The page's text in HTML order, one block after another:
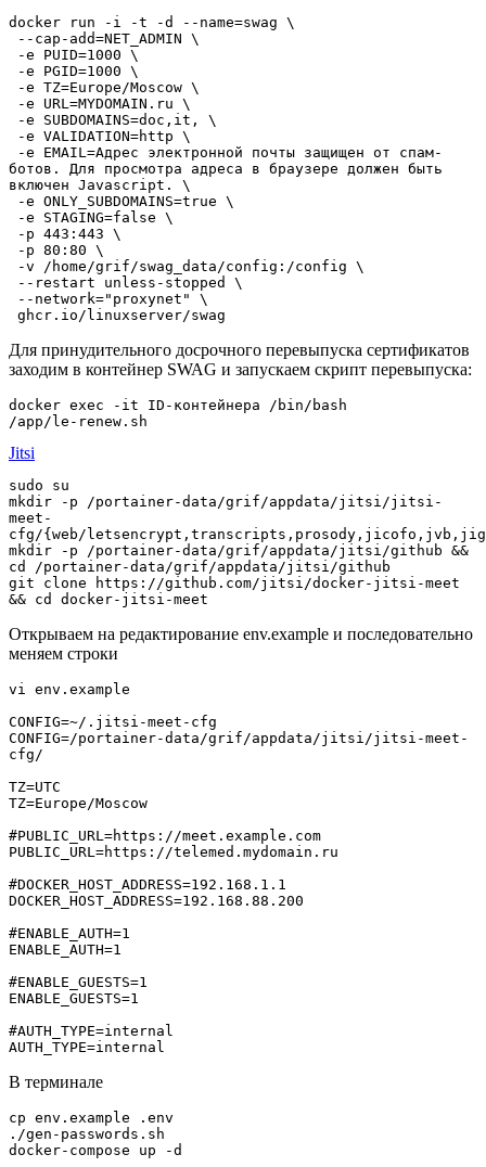
docker run -i -t -d --name=swag \
-e EMAIL=Адрес электронной почты защищен от спам-
ботов. Для просмотра адреса в браузере должен быть
включен Javascript.
\
Для принудительного досрочного перевыпуска сертификатов
заходим в контейнер SWAG и запускаем скрипт перевыпуска:
docker exec -it ID-контейнера /bin/bash
Jitsi
sudo su
mkdir -p /portainer-data/grif/appdata/jitsi/jitsi-
meet-
cfg/{web/
mkdir -p /portainer-data/grif/appdata/jitsi/github &&
cd /portainer-data/grif/appdata/jitsi/github
git clone https://github.com/jitsi/docker-jitsi-meet
Открываем на редактирование env.example и последовательно
меняем строки
vi env.example
CONFIG=~/.jitsi-meet-cfg
CONFIG=/portainer-data/grif/appdata/jitsi/jitsi-meet-
cfg/
TZ=UTC
TZ=Europe/Moscow
#PUBLIC_URL=https://meet.example.com
PUBLIC_URL=https://telemed.mydomain.ru
#DOCKER_HOST_ADDRESS=192.168.1.1
DOCKER_HOST_ADDRESS=192.168.88.200
#ENABLE_AUTH=1
ENABLE_AUTH=1
#ENABLE_GUESTS=1
ENABLE_GUESTS=1
#AUTH_TYPE=internal
В терминале
cp env.example .env
./gen-passwords.sh